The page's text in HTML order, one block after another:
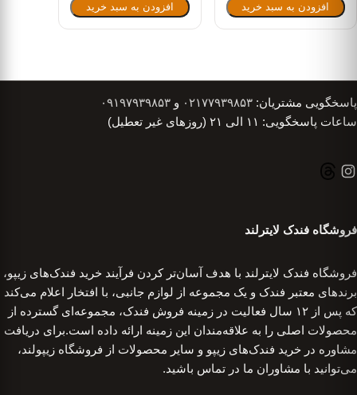
افزودن به سبد خرید افزودن به سبد خرید
پاسخگویی مشتریان: ۰۲۱۷۷۹۳۹۸۵۳ و ۰۹۱۹۷۹۳۹۸۵۳
ساعات پاسخگویی: ۱۱ الی ۲۱ (روزهای غیر تعطیل)
فروشگاه فندک لایترلند
فروشگاه فندک لایترلند با هدف آسان‌تر کردن فرآیند خرید فندک‌های زیپو،
برندهای معتبر فندک و یک مجموعه از لوازم جانبی، با افتخار اعلام می‌کند
که پس از ۱۲ سال فعالیت در زمینه فروش فندک، مجموعه‌ای گسترده از
محصولات اصلی را به علاقه‌مندان این زمینه ارائه داده است.برای دریافت
مشاوره در خرید فندک‌های زیپو و سایر محصولات از فروشگاه زیپولند،
می‌توانید با مشاوران ما در تماس باشید.